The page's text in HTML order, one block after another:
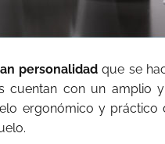
personalidad que se
cuentan con un amplio
ergonómico y práctico